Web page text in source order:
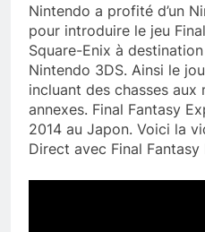
Nintendo a profité d’un
pour introduire le jeu
Square-Enix à
Nintendo 3DS. Ainsi le
incluant des chasses
annexes. Final Fantasy
2014 au Japon. Voici la
Direct avec Final Fantasy